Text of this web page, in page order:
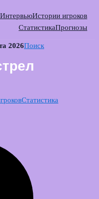
ИнтервьюИстории игроков
СтатистикаПрогнозы
2026Поиск
Статистика